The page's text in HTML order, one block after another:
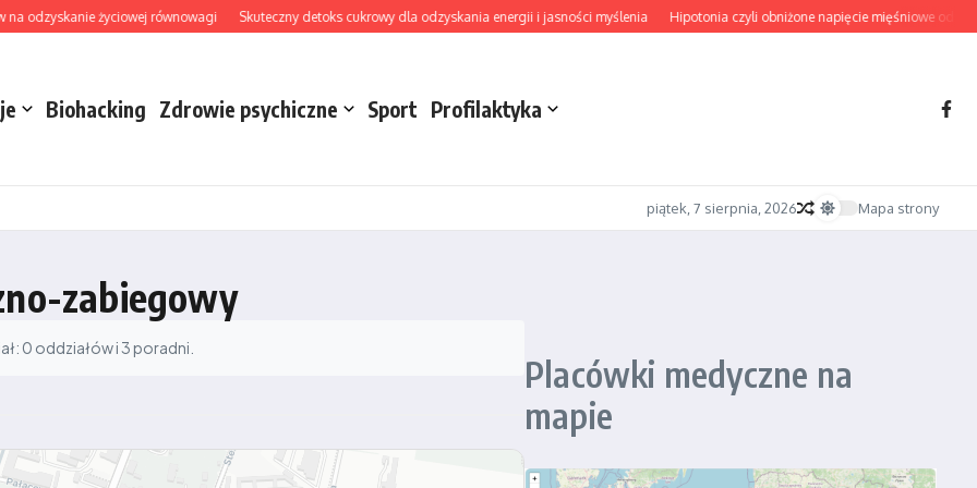
odzyskanie życiowej równowagi Skuteczny detoks cukrowy dla odzyskania energii i jasności myślenia Hipotonia czyli obniżone napięcie mięśniowe od
Biohacking Zdrowie psychiczne Sport Profilaktyka
piątek, 7 sierpnia, 2026 Mapa strony
zabiegowy
0 oddziałów i 3 poradni.
Placówki medyczne na
mapie